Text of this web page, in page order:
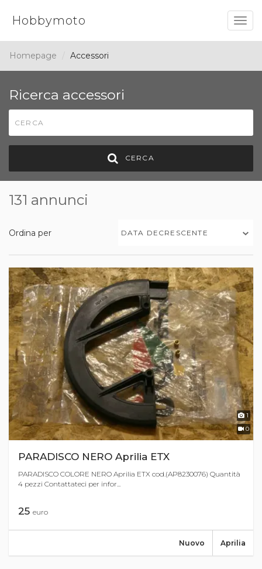
Hobbymoto
Homepage Accessori
Ricerca accessori
CERCA
131 annunci
Ordina per DATA DECRESCENTE
1
0
PARADISCO NERO Aprilia ETX
PARADISCO COLORE NERO Aprilia ETX cod.(AP8230076) Quantità
4 pezzi Contattateci per infor...
25 euro
Aprilia
Nuovo